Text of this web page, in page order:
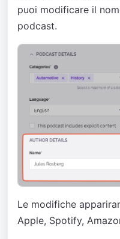
puoi modificare il
podcast.
Le modifiche
Apple, Spotify,